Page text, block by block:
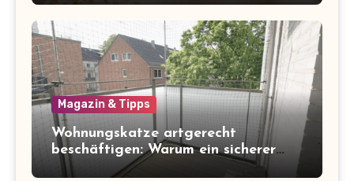
Magazin & Tipps
Wohnungskatze artgerecht
beschäftigen: Warum ein sicherer
Balkon zum Freigang dazugehört